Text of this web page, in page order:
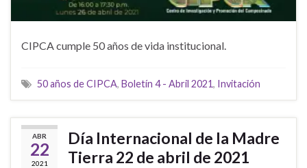
CIPCA cumple 50 años de vida institucional.
50 años de CIPCA, Boletín 4 - Abril 2021, Invitación
ABR
22
2021
Día Internacional de la Madre
Tierra 22 de abril de 2021